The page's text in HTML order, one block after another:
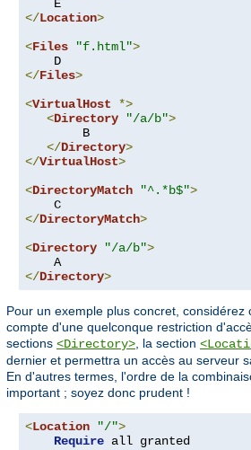
</Location>
<Files "f.html">
</Files>
<VirtualHost
*>
<Directory "/a/b">
        B
</Directory>
</VirtualHost>
<DirectoryMatch "^.*b$">
</DirectoryMatch>
<Directory "/a/b">
</Directory>
Pour un exemple plus concret, considérez
compte d'une quelconque restriction
sections <Directory> , la section
dernier et permettra un accès au serveur
En d'autres termes, l'ordre de la
important ; soyez donc prudent !
<Location "/">
Require